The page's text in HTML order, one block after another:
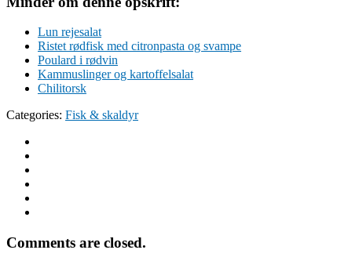
Lun rejesalat
Ristet rødfisk med citronpasta og svampe
Poulard i rødvin
Kammuslinger og kartoffelsalat
Chilitorsk
Categories: Fisk & skaldyr
Comments are closed.